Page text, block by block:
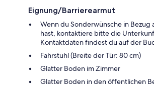
Eignung/Barrierearmut
Wenn du Sonderwünsche in Bezug
hast, kontaktiere bitte die
Kontaktdaten findest du auf der
Fahrstuhl (Breite der Tür: 80 cm)
Glatter Boden im Zimmer
Glatter Boden in den öffentlichen